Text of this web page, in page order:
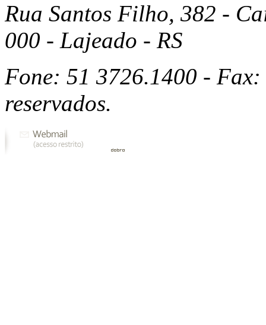
Rua Santos Filho, 382 -
000 - Lajeado - RS
Fone: 51 3726.1400 -
reservados.